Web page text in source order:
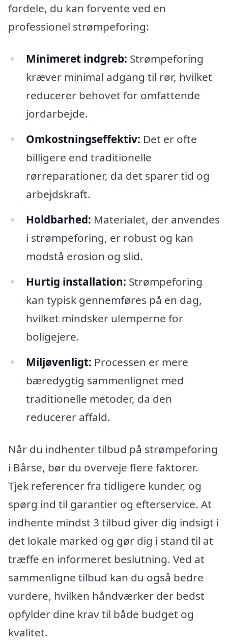
fordele, du kan forvente ved en
professionel strømpeforing:
Minimeret indgreb: Strømpeforing
kræver minimal adgang til rør, hvilket
reducerer behovet for omfattende
jordarbejde.
Omkostningseffektiv: Det er ofte
billigere end traditionelle
rørreparationer, da det sparer tid og
arbejdskraft.
Holdbarhed: Materialet, der anvendes
i strømpeforing, er robust og kan
modstå erosion og slid.
Hurtig installation: Strømpeforing
kan typisk gennemføres på en dag,
hvilket mindsker ulemperne for
boligejere.
Miljøvenligt: Processen er mere
bæredygtig sammenlignet med
traditionelle metoder, da den
reducerer affald.
Når du indhenter tilbud på strømpeforing
i Bårse, bør du overveje flere faktorer.
Tjek referencer fra tidligere kunder, og
spørg ind til garantier og efterservice. At
indhente mindst 3 tilbud giver dig indsigt i
det lokale marked og gør dig i stand til at
træffe en informeret beslutning. Ved at
sammenligne tilbud kan du også bedre
vurdere, hvilken håndværker der bedst
opfylder dine krav til både budget og
kvalitet.